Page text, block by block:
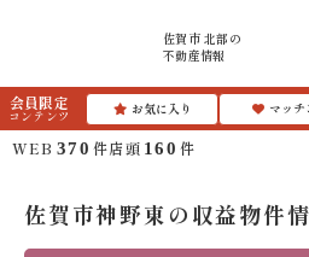
佐賀市 北部の
不動産情報
会員限定
コンテンツ お気に入り マッ
WEB 370 件店頭 160 件
佐賀市神野東の収益物件